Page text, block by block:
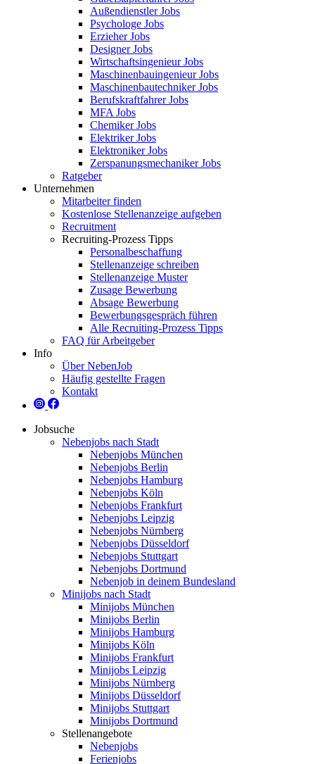
Außendienstler Jobs
Psychologe Jobs
Erzieher Jobs
Designer Jobs
Wirtschaftsingenieur Jobs
Maschinenbauingenieur Jobs
Maschinenbautechniker Jobs
Berufskraftfahrer Jobs
MFA Jobs
Chemiker Jobs
Elektriker Jobs
Elektroniker Jobs
Zerspanungsmechaniker Jobs
Ratgeber
Unternehmen
Mitarbeiter finden
Kostenlose Stellenanzeige aufgeben
Recruitment
Recruiting-Prozess Tipps
Personalbeschaffung
Stellenanzeige schreiben
Stellenanzeige Muster
Zusage Bewerbung
Absage Bewerbung
Bewerbungsgespräch führen
Alle Recruiting-Prozess Tipps
FAQ für Arbeitgeber
Info
Über NebenJob
Häufig gestellte Fragen
Kontakt
Jobsuche
Nebenjobs nach Stadt
Nebenjobs München
Nebenjobs Berlin
Nebenjobs Hamburg
Nebenjobs Köln
Nebenjobs Frankfurt
Nebenjobs Leipzig
Nebenjobs Nürnberg
Nebenjobs Düsseldorf
Nebenjobs Stuttgart
Nebenjobs Dortmund
Nebenjob in deinem Bundesland
Minijobs nach Stadt
Minijobs München
Minijobs Berlin
Minijobs Hamburg
Minijobs Köln
Minijobs Frankfurt
Minijobs Leipzig
Minijobs Nürnberg
Minijobs Düsseldorf
Minijobs Stuttgart
Minijobs Dortmund
Stellenangebote
Nebenjobs
Ferienjobs